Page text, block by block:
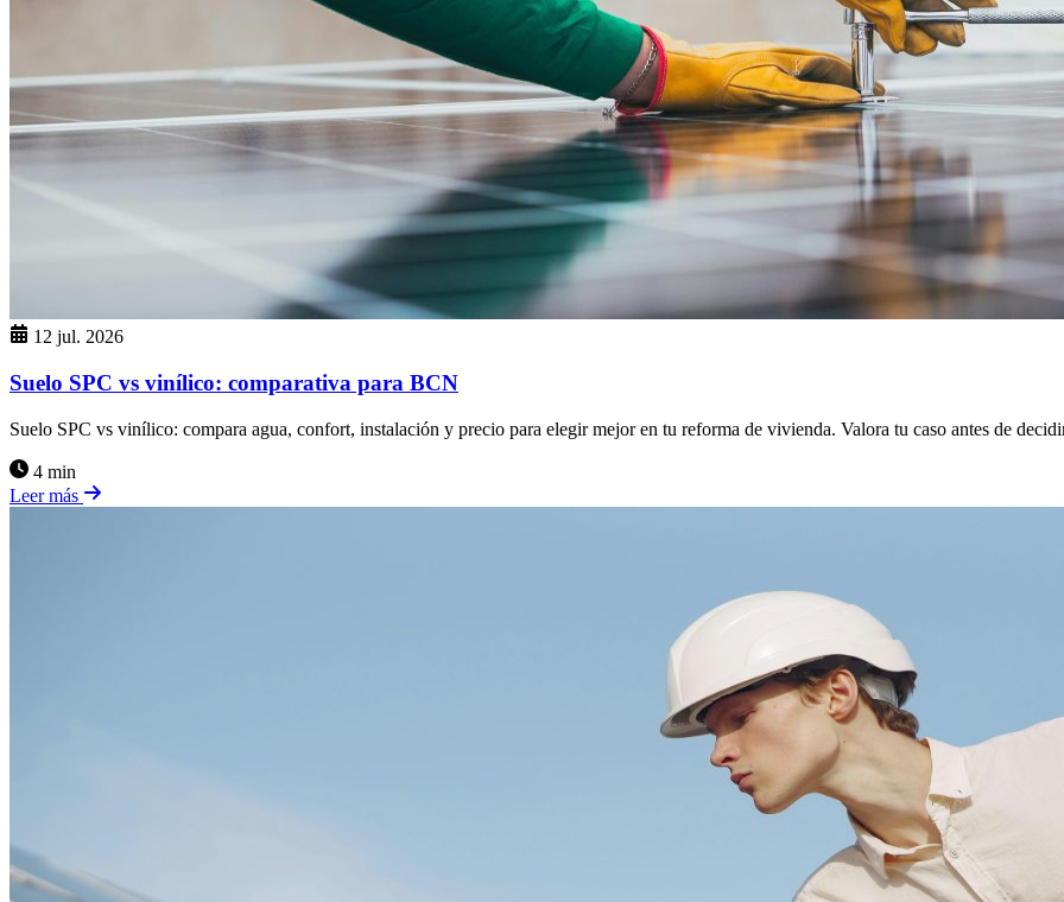
12 jul. 2026
Suelo SPC vs vinílico: comparativa para BCN
Suelo SPC vs vinílico: compara agua, confort, instalación y precio para elegir mejor en tu reforma de vivienda. Valora tu caso antes de
4 min
Leer más